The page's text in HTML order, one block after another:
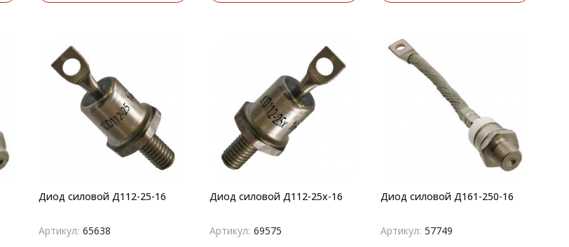
Диод силовой Д112-25-16
Артикул: 65638
Диод силовой Д112-25х-16
Артикул: 69575
Диод силовой Д161-250-16
Артикул: 57749